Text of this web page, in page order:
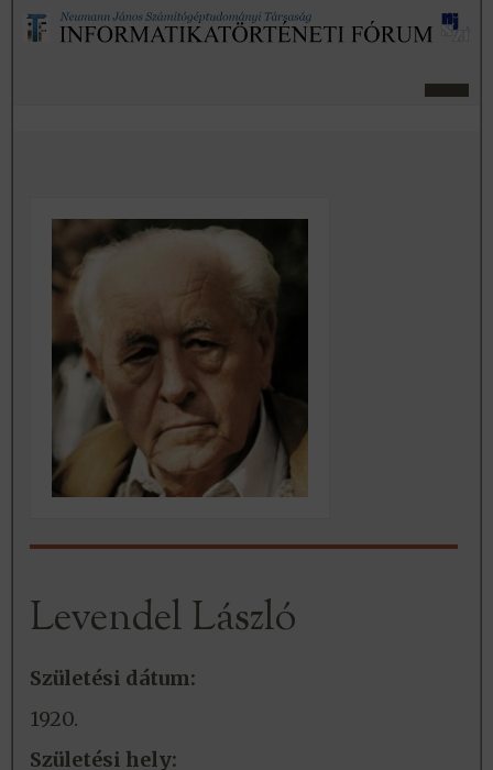
Levendel László
Születési dátum:
1920.
Születési hely: